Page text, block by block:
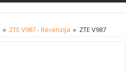
» ZTE V987 - Recenzija » ZTE V987